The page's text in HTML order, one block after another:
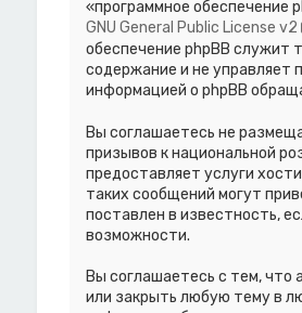
«программное обеспечение
GNU General Public License v2
обеспечение phpBB служит
содержание и не управляет
информацией о phpBB
Вы соглашаетесь не
призывов к национальной
предоставляет услуги
таких сообщений могут
поставлен в известность,
возможности.
Вы соглашаетесь с тем, что
или закрыть любую тему в